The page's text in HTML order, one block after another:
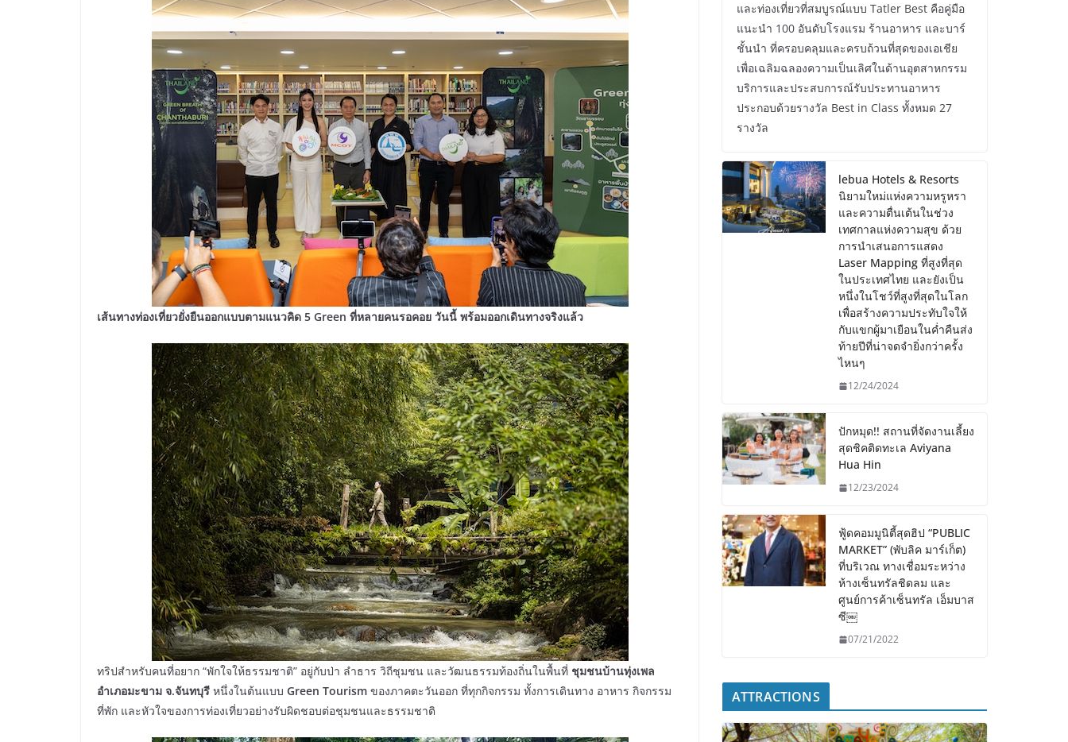
เส้นทางท่องเที่ยวยั่งยืนออกแบบตามแนวคิด 5 Green ที่หลายคนรอคอย วันนี้ พร้อมออกเดินทางจริงแล้ว
ทริปสำหรับคนที่อยาก “พักใจให้ธรรมชาติ” อยู่กับป่า ลำธาร วิถีชุมชน และวัฒนธรรมท้องถิ่นในพื้นที่ ชุมชนบ้านทุ่งเพล
อำเภอมะขาม จ.จันทบุรี หนึ่งในต้นแบบ Green Tourism ของภาคตะวันออก ที่ทุกกิจกรรม ทั้งการเดินทาง อาหาร กิจกรรม
ที่พัก และหัวใจของการท่องเที่ยวอย่างรับผิดชอบต่อชุมชนและธรรมชาติ
และท่องเที่ยวที่สมบูรณ์แบบ Tatler Best คือคู่มือ
แนะนำ 100 อันดับโรงแรม ร้านอาหาร และบาร์
ชั้นนำ ที่ครอบคลุมและครบถ้วนที่สุดของเอเชีย
เพื่อเฉลิมฉลองความเป็นเลิศในด้านอุตสาหกรรม
บริการและประสบการณ์รับประทานอาหาร
ประกอบด้วยรางวัล Best in Class ทั้งหมด 27
รางวัล
lebua Hotels & Resorts
นิยามใหม่แห่งความหรูหรา
และความตื่นเต้นในช่วง
เทศกาลแห่งความสุข ด้วย
การนำเสนอการแสดง
Laser Mapping ที่สูงที่สุด
ในประเทศไทย และยังเป็น
หนึ่งในโชว์ที่สูงที่สุดในโลก
เพื่อสร้างความประทับใจให้
กับแขกผู้มาเยือนในค่ำคืนส่ง
ท้ายปีที่น่าจดจำยิ่งกว่าครั้ง
ไหนๆ
12/24/2024
ปักหมุด!! สถานที่จัดงานเลี้ยง
สุดชิคติดทะเล Aviyana
Hua Hin
12/23/2024
ฟู้ดคอมมูนิตี้สุดฮิป “PUBLIC
MARKET” (พับลิค มาร์เก็ต)
ที่บริเวณ ทางเชื่อมระหว่าง
ห้างเซ็นทรัลชิดลม และ
ศูนย์การค้าเซ็นทรัล เอ็มบาส
ซี￼
07/21/2022
ATTRACTIONS